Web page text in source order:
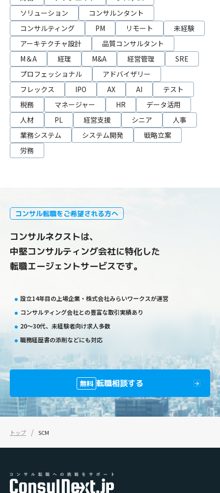
ソリューション
コンサルンタント
コンサルティング
PM リモート
未経験
アーキテクチャ設計
品質コンサルタント
M＆A
経理 M&A 経営管理
SRE
プロフェッショナル
アドバイザリー
フレックス
IPO AX AI
テスト
税務
マネージャー HR
データ活用
人材
PL 経営支援 シニア
人事
業務システム
システム開発
戦略立案
労務
コンサル転職をご希望される方へ
コンサルネクストは、
中堅コンサルティング会社に特化した
転職エージェントサービスです。
設立14年目の上場企業・株式会社みらいワークスが運営
コンサルティング会社との豊富な取引実績あり
20〜30代、未経験者向け求人多数
職務経歴書の添削などにも対応
無料 転職相談する
トップ SCM